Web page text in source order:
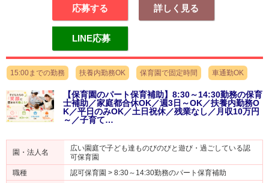
応募する 詳しく見る
LINE応募
15:00までの勤務 扶養内勤務OK 保育園で固定時間 車通勤OK
【保育園のパート保育補助】8:30～14:30勤務の保育
士補助／家庭都合休OK／週3日～OK／扶養内勤務O
K／平日のみOK／土日祝休／残業なし／月収10万円
～／子育て…
園・法人名
広い園庭で子ども達ものびのびと遊び・過ごしている認
可保育園
職種
認可保育園 > 8:30～14:30勤務のパート保育補助